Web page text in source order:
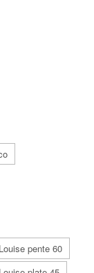
pente 60